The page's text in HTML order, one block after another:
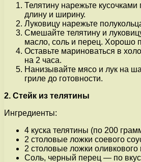
Телятину нарежьте
длину и ширину.
Луковицу нарежьте
Смешайте телятину и
масло, соль и перец. Хорошо
Оставьте мариноваться в
на 2 часа.
Нанизывайте мясо и лук на
гриле до готовности.
2. Стейк из телятины
Ингредиенты:
4 куска телятины (по 200
2 столовые ложки соевого
2 столовые ложки оливкового
Соль, черный перец — по